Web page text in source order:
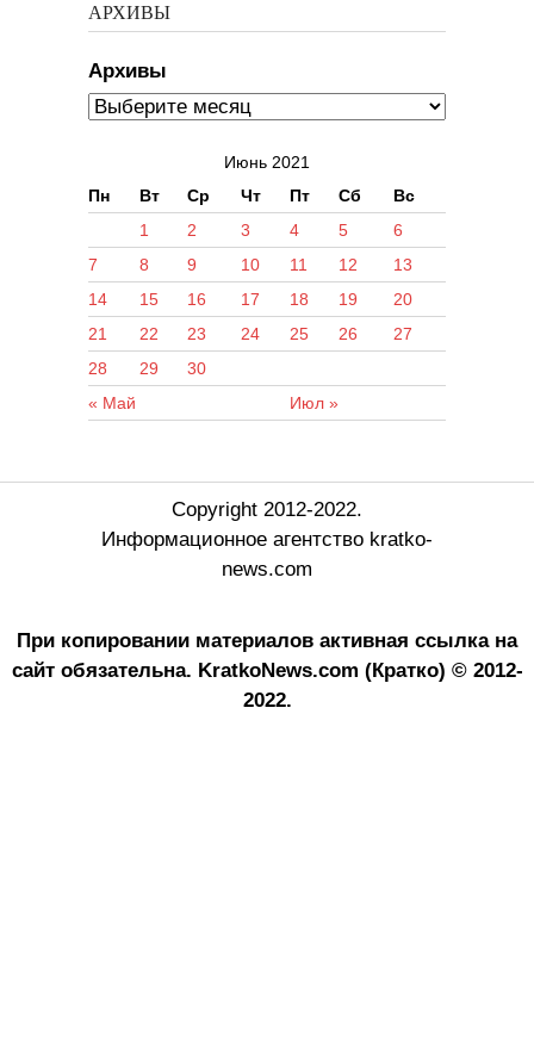
АРХИВЫ
Архивы
Июнь 2021
Пн
Вт Ср Чт Пт Сб Вс
« Май Июл »
1 2 3 4 5
6
7
8 9 10 11 12
13
14
15 16 17 18 19
20
21
22 23 24 25 26
27
28
29 30
Copyright 2012-2022.
Информационное агентство kratko-
news.com
При копировании материалов активная ссылка на
сайт обязательна. KratkoNews.com (Кратко) © 2012-
2022.